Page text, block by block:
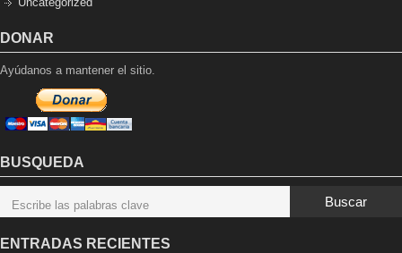
DONAR
Ayúdanos a mantener el sitio.
BUSQUEDA
Buscar
ENTRADAS RECIENTES